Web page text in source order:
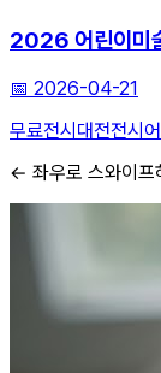
2026 어린이미
📅 2026-04-21
무료전시 대전전시
← 좌우로 스와이